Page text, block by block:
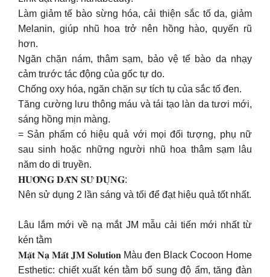
Làm giảm tế bào sừng hóa, cải thiện sắc tố da, giảm
Melanin, giúp nhũ hoa trở nên hồng hào, quyến rũ
hơn.
Ngăn chặn nám, thâm sạm, bảo vệ tế bào da nhạy
cảm trước tác động của gốc tự do.
Chống oxy hóa, ngăn chặn sự tích tụ của sắc tố đen.
Tăng cường lưu thông máu và tái tạo làn da tươi mới,
sáng hồng mịn màng.
= Sản phẩm có hiệu quả với mọi đối tượng, phụ nữ
sau sinh hoặc những người nhũ hoa thâm sạm lâu
năm do di truyền.
𝐇𝐔̛𝐎̛́𝐍𝐆 𝐃𝐀̂̃𝐍 𝐒𝐔̛̉ 𝐃𝐔̣𝐍𝐆:
Nên sử dụng 2 lần sáng và tối để đạt hiệu quả tốt nhất.
Lâu lắm mới về nạ mắt JM mẫu cải tiến mới nhất từ
kén tằm
𝐌𝐚̣̆𝐭 𝐍𝐚̣ 𝐌𝐚̆́𝐭 𝐉𝐌 𝐒𝐨𝐥𝐮𝐭𝐢𝐨𝐧 Màu đen Black Cocoon Home
Esthetic: chiết xuất kén tằm bổ sung độ ẩm, tăng đàn